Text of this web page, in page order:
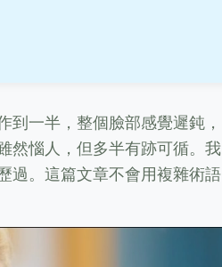
一半，整個臉部感覺遲鈍，
然惱人，但多半有跡可循。我
過。這篇文章不會用複雜術語